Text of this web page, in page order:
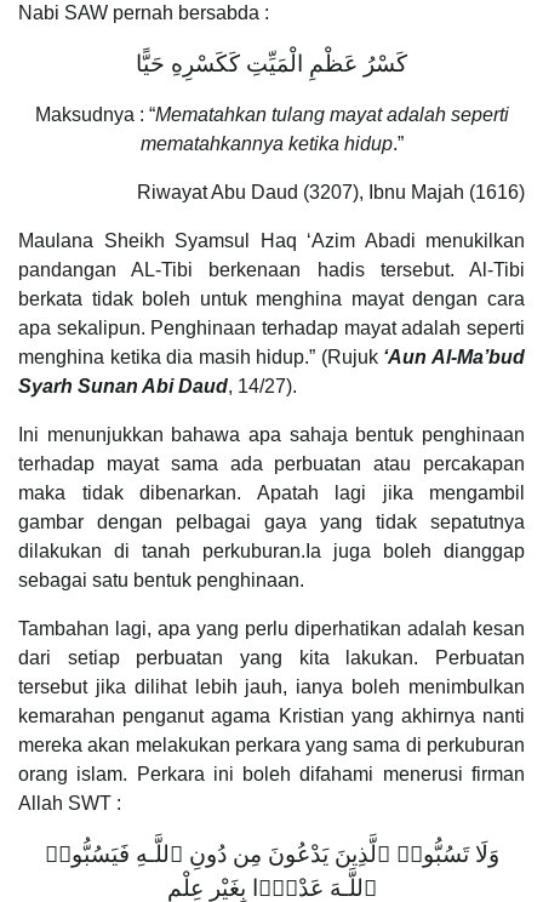
Nabi SAW pernah bersabda :
كَسْرُ عَظْمِ الْمَيِّتِ كَكَسْرِهِ حَيًّا
Maksudnya : “Mematahkan tulang mayat adalah seperti
mematahkannya ketika hidup.”
Riwayat Abu Daud (3207), Ibnu Majah (1616)
Maulana Sheikh Syamsul Haq ‘Azim Abadi menukilkan
pandangan AL-Tibi berkenaan hadis tersebut. Al-Tibi
berkata tidak boleh untuk menghina mayat dengan cara
apa sekalipun. Penghinaan terhadap mayat adalah seperti
menghina ketika dia masih hidup.” (Rujuk ‘Aun Al-Ma’bud
Syarh Sunan Abi Daud, 14/27).
Ini menunjukkan bahawa apa sahaja bentuk penghinaan
terhadap mayat sama ada perbuatan atau percakapan
maka tidak dibenarkan. Apatah lagi jika mengambil
gambar dengan pelbagai gaya yang tidak sepatutnya
dilakukan di tanah perkuburan.Ia juga boleh dianggap
sebagai satu bentuk penghinaan.
Tambahan lagi, apa yang perlu diperhatikan adalah kesan
dari setiap perbuatan yang kita lakukan. Perbuatan
tersebut jika dilihat lebih jauh, ianya boleh menimbulkan
kemarahan penganut agama Kristian yang akhirnya nanti
mereka akan melakukan perkara yang sama di perkuburan
orang islam. Perkara ini boleh difahami menerusi firman
Allah SWT :
وَلَا تَسُبُّوا۟ ٱلَّذِينَ يَدْعُونَ مِن دُونِ ٱللَّـهِ فَيَسُبُّوا۟
ٱللَّـهَ عَدْوًۢا بِغَيْرِ عِلْمٍ